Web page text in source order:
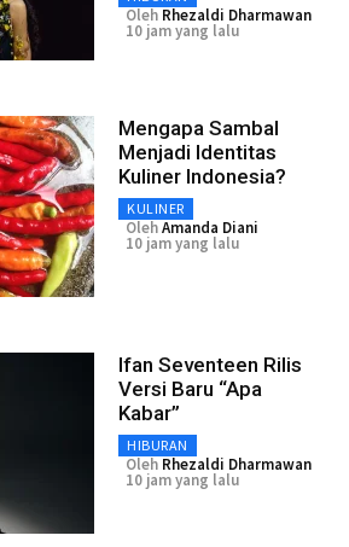
Oleh Rhezaldi Dharmawan
10 jam yang lalu
Mengapa Sambal
Menjadi Identitas
Kuliner Indonesia?
KULINER
OlehAmanda Diani
10 jam yang lalu
Ifan Seventeen Rilis
Versi Baru “Apa
Kabar”
HIBURAN
Oleh Rhezaldi Dharmawan
10 jam yang lalu